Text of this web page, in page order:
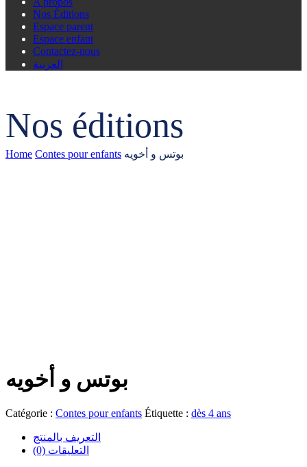
Nos Éditions
Espace parent
Espace enfant
Contactez-nous
العربية
Nos éditions
Home Contes pour enfants بوتس و أخویه
بوتس و أخویه
Catégorie : Contes pour enfants Étiquette : dès 4 ans
التعريف بالمنتج
(0) التعليقات